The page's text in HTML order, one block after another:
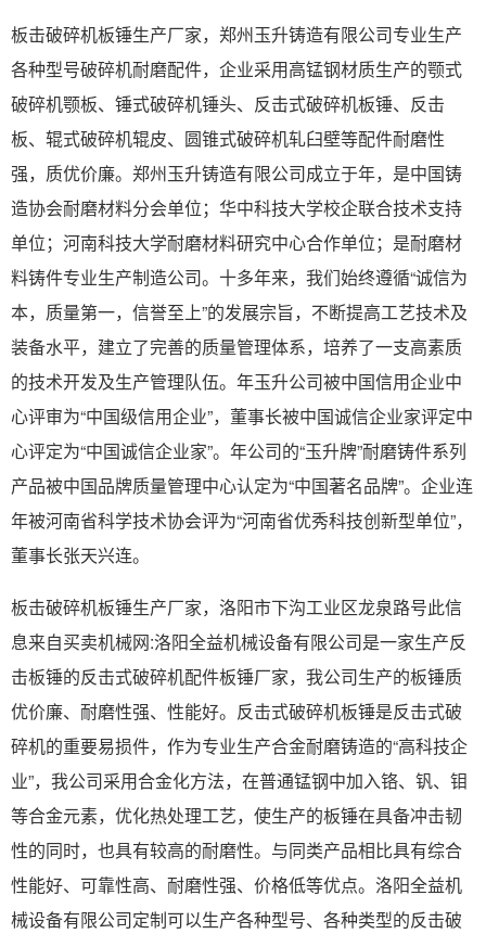
板击破碎机板锤生产厂家，郑州玉升铸造有限公司专业生产
各种型号破碎机耐磨配件，企业采用高锰钢材质生产的颚式
破碎机颚板、锤式破碎机锤头、反击式破碎机板锤、反击
板、辊式破碎机辊皮、圆锥式破碎机轧臼壁等配件耐磨性
强，质优价廉。郑州玉升铸造有限公司成立于年，是中国铸
造协会耐磨材料分会单位；华中科技大学校企联合技术支持
单位；河南科技大学耐磨材料研究中心合作单位；是耐磨材
料铸件专业生产制造公司。十多年来，我们始终遵循“诚信为
本，质量第一，信誉至上”的发展宗旨，不断提高工艺技术及
装备水平，建立了完善的质量管理体系，培养了一支高素质
的技术开发及生产管理队伍。年玉升公司被中国信用企业中
心评审为“中国级信用企业”，董事长被中国诚信企业家评定中
心评定为“中国诚信企业家”。年公司的“玉升牌”耐磨铸件系列
产品被中国品牌质量管理中心认定为“中国著名品牌”。企业连
年被河南省科学技术协会评为“河南省优秀科技创新型单位”，
董事长张天兴连。
板击破碎机板锤生产厂家，洛阳市下沟工业区龙泉路号此信
息来自买卖机械网:洛阳全益机械设备有限公司是一家生产反
击板锤的反击式破碎机配件板锤厂家，我公司生产的板锤质
优价廉、耐磨性强、性能好。反击式破碎机板锤是反击式破
碎机的重要易损件，作为专业生产合金耐磨铸造的“高科技企
业”，我公司采用合金化方法，在普通锰钢中加入铬、钒、钼
等合金元素，优化热处理工艺，使生产的板锤在具备冲击韧
性的同时，也具有较高的耐磨性。与同类产品相比具有综合
性能好、可靠性高、耐磨性强、价格低等优点。洛阳全益机
械设备有限公司定制可以生产各种型号、各种类型的反击破